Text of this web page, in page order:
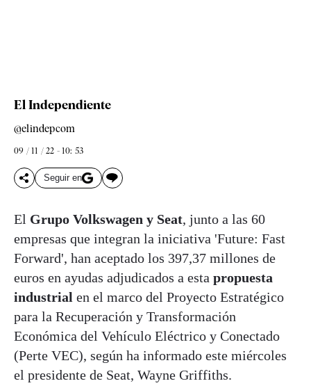
El Independiente
@elindepcom
09 / 11 / 22 - 10: 53
Seguir en
El Grupo Volkswagen y Seat, junto a las 60
empresas que integran la iniciativa 'Future: Fast
Forward', han aceptado los 397,37 millones de
euros en ayudas adjudicados a esta propuesta
industrial en el marco del Proyecto Estratégico
para la Recuperación y Transformación
Económica del Vehículo Eléctrico y Conectado
(Perte VEC), según ha informado este miércoles
el presidente de Seat, Wayne Griffiths.